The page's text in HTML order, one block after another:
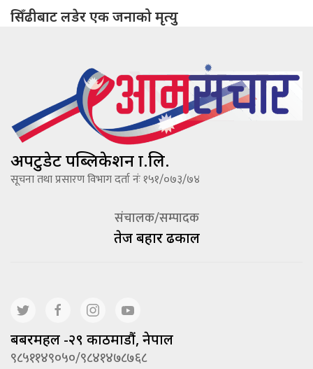
सिँढीबाट लडेर एक जनाको मृत्यु
अपटुडेट पब्लिकेशन प्रा.लि.
सूचना तथा प्रसारण विभाग दर्ता नंः १५१/०७३/७४
संचालक/सम्पादक
तेज बहादूर ढकाल
बबरमहल -२९ काठमाडौं, नेपाल
९८५११४९०५०/९८४१४७८७६८